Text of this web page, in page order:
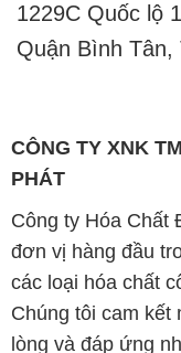
1229C Quốc lộ
Quận Bình Tân,
CÔNG TY XNK
PHÁT
Công ty Hóa Chất
đơn vị hàng đầu
các loại hóa chất
Chúng tôi cam kết
lòng và đáp ứng